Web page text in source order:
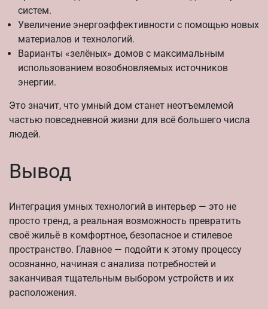
систем.
Увеличение энергоэффективности с помощью новых
материалов и технологий.
Варианты «зелёных» домов с максимальным
использованием возобновляемых источников
энергии.
Это значит, что умный дом станет неотъемлемой
частью повседневной жизни для всё большего числа
людей.
Вывод
Интеграция умных технологий в интерьер — это не
просто тренд, а реальная возможность превратить
своё жильё в комфортное, безопасное и стилевое
пространство. Главное — подойти к этому процессу
осознанно, начиная с анализа потребностей и
заканчивая тщательным выбором устройств и их
расположения.